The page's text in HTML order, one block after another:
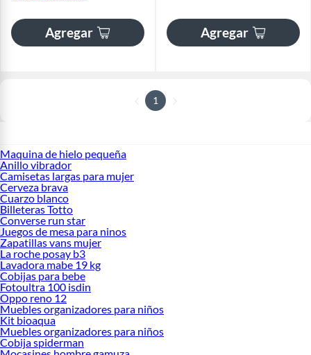
Agregar Agregar
1
Maquina de hielo pequeña
Anillo vibrador
Camisetas largas para mujer
Cerveza brava
Cuarzo blanco
Billeteras Totto
Converse run star
Juegos de mesa para ninos
Zapatillas vans mujer
La roche posay b3
Lavadora mabe 19 kg
Cobijas para bebe
Fotoultra 100 isdin
Oppo reno 12
Muebles organizadores para niños
Kit bioaqua
Muebles organizadores para niños
Cobija spiderman